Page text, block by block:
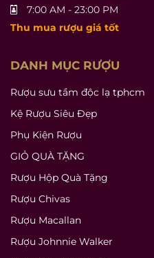
7:00 AM - 23:00 PM
Thu mua rượu giá tốt
DANH MỤC RƯỢU
Rượu sưu tầm độc lạ tphcm
Kệ Rượu Siêu Đẹp
Phụ Kiện Rượu
GIỎ QUÀ TẶNG
Rượu Hộp Quà Tặng
Rượu Chivas
Rượu Macallan
Rượu Johnnie Walker